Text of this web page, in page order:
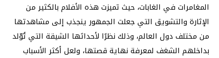
المغامرات في الغابات، حيث تميزت هذه الأفلام بالكثير من
الإثارة والتشويق التي جعلت الجمهور ينجذب إلى مشاهدتها
من مختلف دول العالم، وذلك نظرًا لأحداثها الشيقة التي تُوّلد
بداخلهم الشغف لمعرفة نهاية قصتها، ولعل أكثر الأسباب